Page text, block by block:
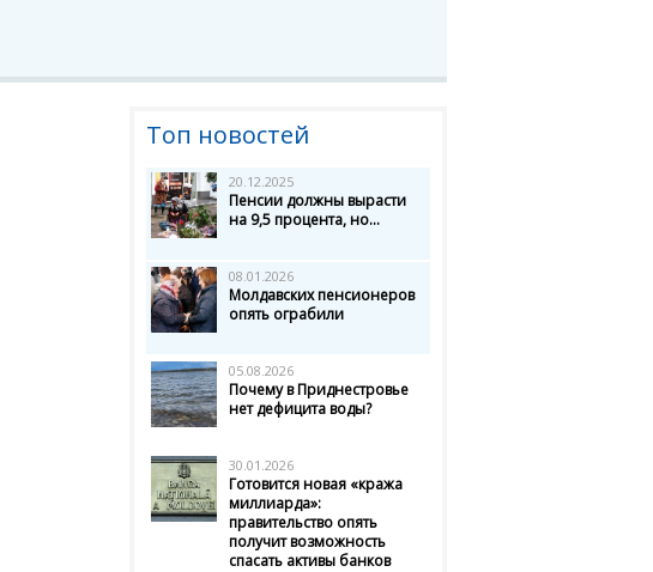
Топ новостей
20.12.2025
Пенсии должны вырасти
на 9,5 процента, но...
08.01.2026
Молдавских пенсионеров
опять ограбили
05.08.2026
Почему в Приднестровье
нет дефицита воды?
30.01.2026
Готовится новая «кража
миллиарда»:
правительство опять
получит возможность
спасать активы банков